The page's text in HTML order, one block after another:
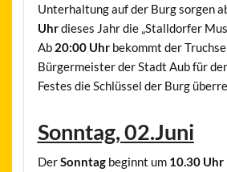
Unterhaltung auf der Burg sorgen
Uhrdieses Jahr die „Stalldorfer
Ab 20:00 Uhr bekommt der
Bürgermeister der Stadt Aub für
Festes die Schlüssel der Burg
Sonntag, 02.Juni
DerSonntagbeginnt um 10.30 Uhr